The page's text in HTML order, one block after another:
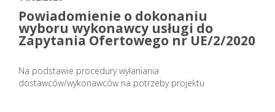
Powiadomienie o dokonaniu
wyboru wykonawcy usługi do
Zapytania Ofertowego nr UE/2/2020
Na podstawie procedury wyłaniania
dostawców/wykonawców na potrzeby projektu